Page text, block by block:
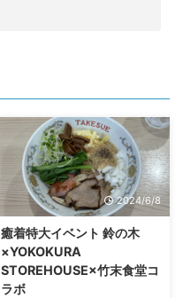
2024/6/8
癒着特大イベント 鈴の木
×YOKOKURA
STOREHOUSE×竹末食堂コ
ラボ